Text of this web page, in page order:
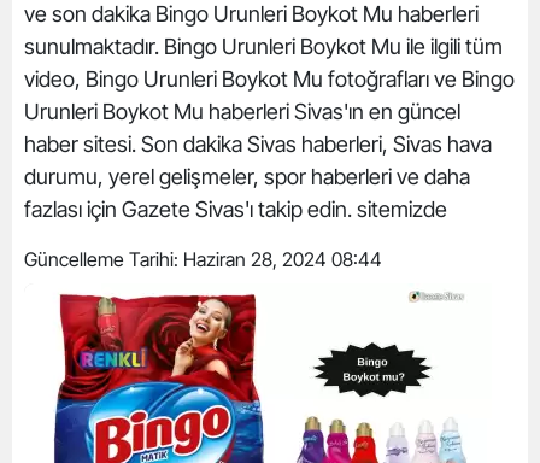
ve son dakika Bingo Urunleri Boykot Mu haberleri
sunulmaktadır. Bingo Urunleri Boykot Mu ile ilgili tüm
video, Bingo Urunleri Boykot Mu fotoğrafları ve Bingo
Urunleri Boykot Mu haberleri Sivas'ın en güncel
haber sitesi. Son dakika Sivas haberleri, Sivas hava
durumu, yerel gelişmeler, spor haberleri ve daha
fazlası için Gazete Sivas'ı takip edin. sitemizde
Güncelleme Tarihi: Haziran 28, 2024 08:44